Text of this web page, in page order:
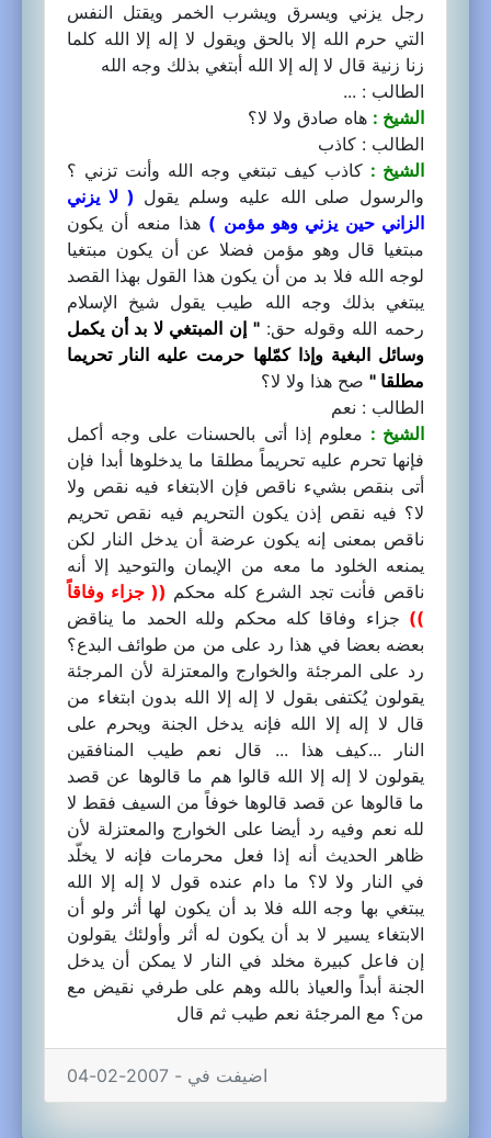
رجل يزني ويسرق ويشرب الخمر ويقتل النفس
التي حرم الله إلا بالحق ويقول لا إله إلا الله كلما
زنا زنية قال لا إله إلا الله أبتغي بذلك وجه الله
الطالب : ...
الشيخ : هاه صادق ولا لا؟
الطالب : كاذب
الشيخ : كاذب كيف تبتغي وجه الله وأنت تزني ؟
والرسول صلى الله عليه وسلم يقول ( لا يزني
الزاني حين يزني وهو مؤمن ) هذا منعه أن يكون
مبتغيا قال وهو مؤمن فضلا عن أن يكون مبتغيا
لوجه الله فلا بد من أن يكون هذا القول بهذا القصد
يبتغي بذلك وجه الله طيب يقول شيخ الإسلام
رحمه الله وقوله حق:" إن المبتغي لا بد أن يكمل
وسائل البغية وإذا كمّلها حرمت عليه النار تحريما
مطلقا " صح هذا ولا لا؟
الطالب : نعم
الشيخ : معلوم إذا أتى بالحسنات على وجه أكمل
فإنها تحرم عليه تحريماً مطلقا ما يدخلوها أبدا فإن
أتى بنقص بشيء ناقص فإن الابتغاء فيه نقص ولا
لا؟ فيه نقص إذن يكون التحريم فيه نقص تحريم
ناقص بمعنى إنه يكون عرضة أن يدخل النار لكن
يمنعه الخلود ما معه من الإيمان والتوحيد إلا أنه
ناقص فأنت تجد الشرع كله محكم (( جزاء وفاقاً
)) جزاء وفاقا كله محكم ولله الحمد ما يناقض
بعضه بعضا في هذا رد على من من طوائف البدع؟
رد على المرجئة والخوارج والمعتزلة لأن المرجئة
يقولون يُكتفى بقول لا إله إلا الله بدون ابتغاء من
قال لا إله إلا الله فإنه يدخل الجنة ويحرم على
النار ...كيف هذا ... قال نعم طيب المنافقين
يقولون لا إله إلا الله قالوا هم ما قالوها عن قصد
ما قالوها عن قصد قالوها خوفاً من السيف فقط لا
لله نعم وفيه رد أيضا على الخوارج والمعتزلة لأن
ظاهر الحديث أنه إذا فعل محرمات فإنه لا يخلّد
في النار ولا لا؟ ما دام عنده قول لا إله إلا الله
يبتغي بها وجه الله فلا بد أن يكون لها أثر ولو أن
الابتغاء يسير لا بد أن يكون له أثر وأولئك يقولون
إن فاعل كبيرة مخلد في النار لا يمكن أن يدخل
الجنة أبداً والعياذ بالله وهم على طرفي نقيض مع
من؟ مع المرجئة نعم طيب ثم قال
اضيفت في - 2007-02-04